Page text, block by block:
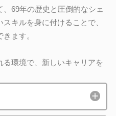
69年の歴史と圧倒的なシェ
キルを身に付けることで、
ます。
環境で、新しいキャリアを